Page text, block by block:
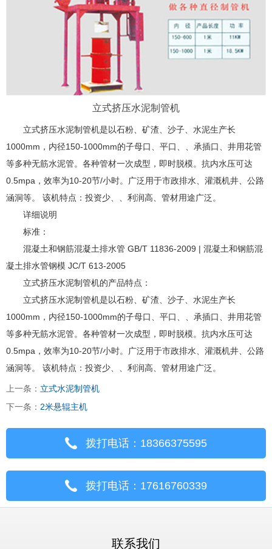
立式挤压水泥制管机
立式挤压水泥制管机是以石粉、矿渣、沙子、水泥生产长
1000mm，内径150-1000mm的子母口、平口、、承插口、井用花管
等多种无筋水泥管。各种管材一次成型，即时脱模。抗内水压可达
0.5mpa，效率为10-20节/小时。广泛用于市政排水、灌溉机井、公路
涵洞等。 该机特点：投资少、、利润高、管材用途广泛。
详细说明
标准：
混凝土和钢筋混凝土排水管 GB/T 11836-2009 | 混凝土和钢筋混
凝土排水管钢模 JC/T 613-2005
立式挤压水泥制管机的产品特点：
立式挤压水泥制管机是以石粉、矿渣、沙子、水泥生产长
1000mm，内径150-1000mm的子母口、平口、、承插口、井用花管
等多种无筋水泥管。各种管材一次成型，即时脱模。抗内水压可达
0.5mpa，效率为10-20节/小时。广泛用于市政排水、灌溉机井、公路
涵洞等。 该机特点：投资少、、利润高、管材用途广泛。
上一条： 立式水泥制管机
下一条： 2米悬辊主机
拨打电话：18366375595
拨打电话：17616760339
联系我们